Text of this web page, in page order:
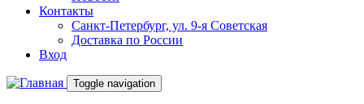
Контакты
Санкт-Петербург, ул. 9-я Советская
Доставка по России
Вход
Toggle navigation